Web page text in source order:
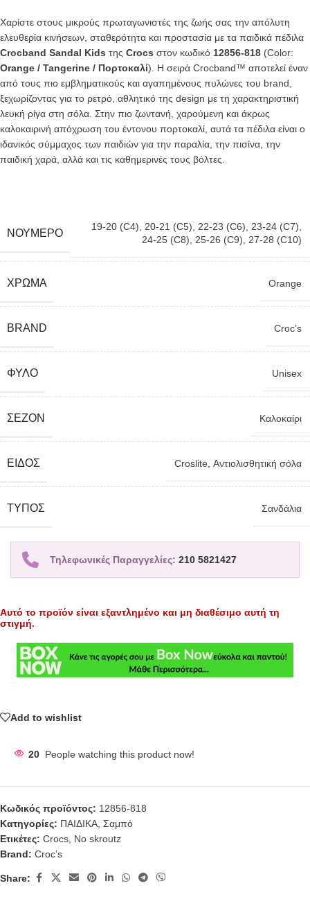
Χαρίστε στους μικρούς πρωταγωνιστές της ζωής σας την απόλυτη
ελευθερία κινήσεων, σταθερότητα και προστασία με τα παιδικά πέδιλα
Crocband Sandal Kids της Crocs στον κωδικό 12856-818 (Color:
Orange / Tangerine / Πορτοκαλί). Η σειρά Crocband™ αποτελεί έναν
από τους πιο εμβληματικούς και αγαπημένους πυλώνες του brand,
ξεχωρίζοντας για το ρετρό, αθλητικό της design με τη χαρακτηριστική
λευκή ρίγα στη σόλα. Στην πιο ζωντανή, χαρούμενη και άκρως
καλοκαιρινή απόχρωση του έντονου πορτοκαλί, αυτά τα πέδιλα είναι ο
ιδανικός σύμμαχος των παιδιών για την παραλία, την πισίνα, την
παιδική χαρά, αλλά και τις καθημερινές τους βόλτες.
ΝΟΎΜΕΡΟ
19-20 (C4), 20-21 (C5), 22-23 (C6), 23-24 (C7),
24-25 (C8), 25-26 (C9), 27-28 (C10)
ΧΡΏΜΑ Orange
BRAND Croc’s
ΦΎΛΟ Unisex
ΣΕΖΌΝ Καλοκαίρι
ΕΊΔΟΣ Croslite, Αντιολισθητική σόλα
TΎΠΟΣ Σανδάλια
Τηλεφωνικές Παραγγελίες: 210 5821427
Αυτό το προϊόν είναι εξαντλημένο και μη διαθέσιμο αυτή τη
στιγμή.
Add to wishlist
20 People watching this product now!
Κωδικός προϊόντος: 12856-818
Κατηγορίες: ΠΑΙΔΙΚΑ Σαμπό
Ετικέτες: Crocs No skroutz
Brand: Croc’s
Share: